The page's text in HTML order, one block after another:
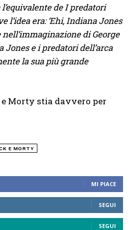
MI PIACE
SEGUI
SEGUI
de I predatori
l’idea era: ‘Ehi, Indiana Jones
di George
Jones e i predatori dell’arca
la sua più grande
Morty stia davvero per
E MORTY